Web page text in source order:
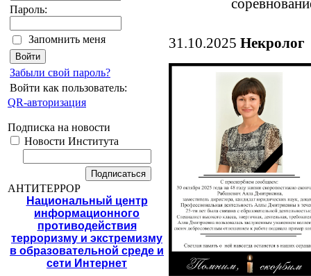
Пароль:
Запомнить меня
Забыли свой пароль?
Войти как пользователь:
QR-авторизация
Подписка на новости
Новости Института
АНТИТЕРРОР
Национальный центр
информационного
противодействия
терроризму и экстремизму
в образовательной среде и
сети Интернет
31.10.2025 Некролог